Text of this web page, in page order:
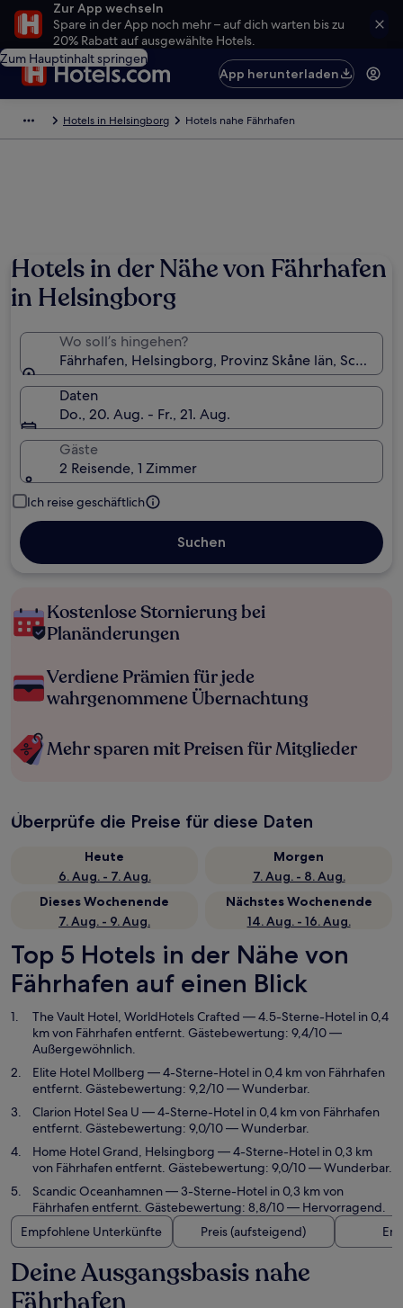
Zur App wechseln
Spare in der App noch mehr – auf dich warten bis zu
20% Rabatt auf ausgewählte Hotels.
Zum Hauptinhalt springen
App herunterladen
Hotels in Helsingborg Hotels nahe Fährhafen
Hotels in der Nähe von Fährhafen
in Helsingborg
Wo soll’s hingehen?
Fährhafen, Helsingborg, Provinz Skåne län,
Daten
Do., 20. Aug. - Fr., 21. Aug.
Gäste
2 Reisende, 1 Zimmer
Ich reise geschäftlich
Suchen
Kostenlose Stornierung bei
Planänderungen
Verdiene Prämien für jede
wahrgenommene Übernachtung
Mehr sparen mit Preisen für Mitglieder
Überprüfe die Preise für diese Daten
Heute
6. Aug. - 7. Aug.
Morgen
7. Aug. - 8. Aug.
Dieses Wochenende
7. Aug. - 9. Aug.
Nächstes Wochenende
14. Aug. - 16. Aug.
Top 5 Hotels in der Nähe von
Fährhafen auf einen Blick
The Vault Hotel, WorldHotels Crafted — 4.5-Sterne-Hotel in 0,4
km von Fährhafen entfernt. Gästebewertung: 9,4/10 —
Außergewöhnlich.
Elite Hotel Mollberg — 4-Sterne-Hotel in 0,4 km von Fährhafen
entfernt. Gästebewertung: 9,2/10 — Wunderbar.
Clarion Hotel Sea U — 4-Sterne-Hotel in 0,4 km von Fährhafen
entfernt. Gästebewertung: 9,0/10 — Wunderbar.
Home Hotel Grand, Helsingborg — 4-Sterne-Hotel in 0,3 km
von Fährhafen entfernt. Gästebewertung: 9,0/10 — Wunderbar.
Scandic Oceanhamnen— 3-Sterne-Hotel in 0,3 km von
Fährhafen entfernt. Gästebewertung: 8,8/10 — Hervorragend.
Empfohlene Unterkünfte
Preis (aufsteigend)
Deine Ausgangsbasis nahe